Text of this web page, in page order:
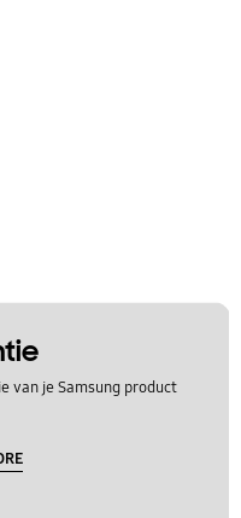
van je Samsung product